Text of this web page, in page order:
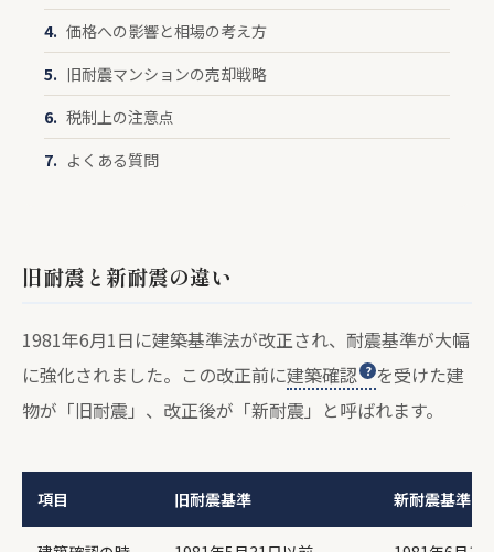
価格への影響と相場の考え方
旧耐震マンションの売却戦略
税制上の注意点
よくある質問
旧耐震と新耐震の違い
1981年6月1日に建築基準法が改正され、耐震基準が大幅
に強化されました。この改正前に建築確認
を受けた建
物が「旧耐震」、改正後が「新耐震」と呼ばれます。
項目 旧耐震基準 新耐震基準